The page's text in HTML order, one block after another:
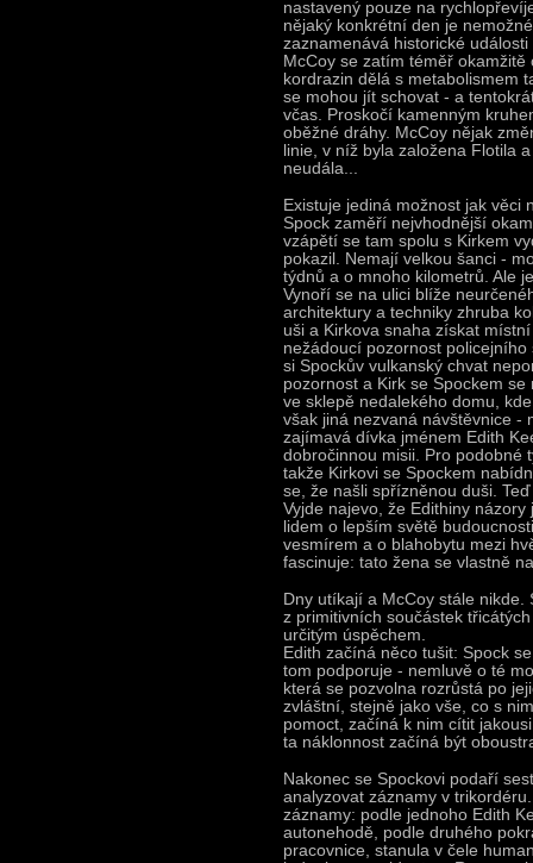
nastavený pouze na
nějaký konkrétní den je
zaznamenává historické události
McCoy se zatím téměř
kordrazin dělá s metabolismem
se mohou jít schovat - a
včas. Proskočí kamenným
oběžné dráhy. McCoy nějak
linie, v níž byla založena Flotila
neudála...
Existuje jediná možnost jak věci
Spock zaměří nejvhodnější
vzápětí se tam spolu s Kirkem
pokazil. Nemají velkou šanci -
týdnů a o mnoho kilometrů. Ale
Vynoří se na ulici blíže
architektury a techniky zhruba
uši a Kirkova snaha získat
nežádoucí pozornost
si Spockův vulkanský chvat
pozornost a Kirk se Spockem
ve sklepě nedalekého domu,
však jiná nezvaná návštěvnice -
zajímavá dívka jménem Edith
dobročinnou misii. Pro podobné
takže Kirkovi se Spockem
se, že našli spřízněnou duši.
Vyjde najevo, že Edithiny
lidem o lepším světě
vesmírem a o blahobytu mezi
fascinuje: tato žena se vlastně
Dny utíkají a McCoy stále
z primitivních součástek
určitým úspěchem.
Edith začíná něco tušit: Spock
tom podporuje - nemluvě o té
která se pozvolna rozrůstá po
zvláštní, stejně jako vše, co s
pomoct, začíná k nim cítit
ta náklonnost začíná být
Nakonec se Spockovi podaří
analyzovat záznamy v
záznamy: podle jednoho Edith
autonehodě, podle druhého
pracovnice, stanula v čele